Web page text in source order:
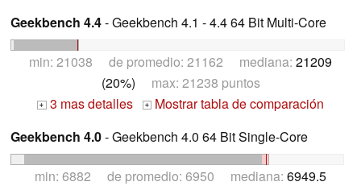
Geekbench 4.4- Geekbench 4.1 - 4.4 64 Bit Multi-Core
min: 21038 de promedio: 21162 mediana: 21209
(20%) max: 21238 puntos
+ 3 mas detalles +
Mostrar tabla de comparación
Geekbench 4.0- Geekbench 4.0 64 Bit Single-Core
min: 6882 de promedio: 6950 mediana: 6949.5